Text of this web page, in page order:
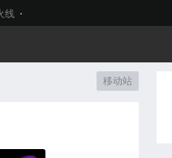
线
移动站